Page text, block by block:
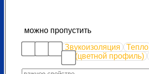
можно пропустить
Звукоизоляция
Тепло
(цветной профиль)